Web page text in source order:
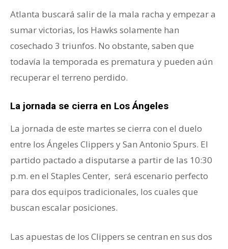
Atlanta buscará salir de la mala racha y empezar a
sumar victorias, los Hawks solamente han
cosechado 3 triunfos. No obstante, saben que
todavía la temporada es prematura y pueden aún
recuperar el terreno perdido.
La jornada se cierra en Los Ángeles
La jornada de este martes se cierra con el duelo
entre los Ángeles Clippers y San Antonio Spurs. El
partido pactado a disputarse a partir de las 10:30
p.m. en el Staples Center, será escenario perfecto
para dos equipos tradicionales, los cuales que
buscan escalar posiciones.
Las apuestas de los Clippers se centran en sus dos